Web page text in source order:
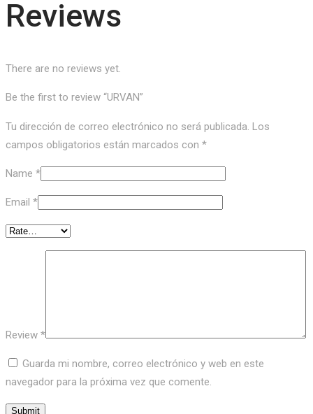
Reviews
There are no reviews yet.
Be the first to review “URVAN”
Tu dirección de correo electrónico no será publicada. Los
campos obligatorios están marcados con *
Name *
Email *
Review *
Guarda mi nombre, correo electrónico y web en este
navegador para la próxima vez que comente.